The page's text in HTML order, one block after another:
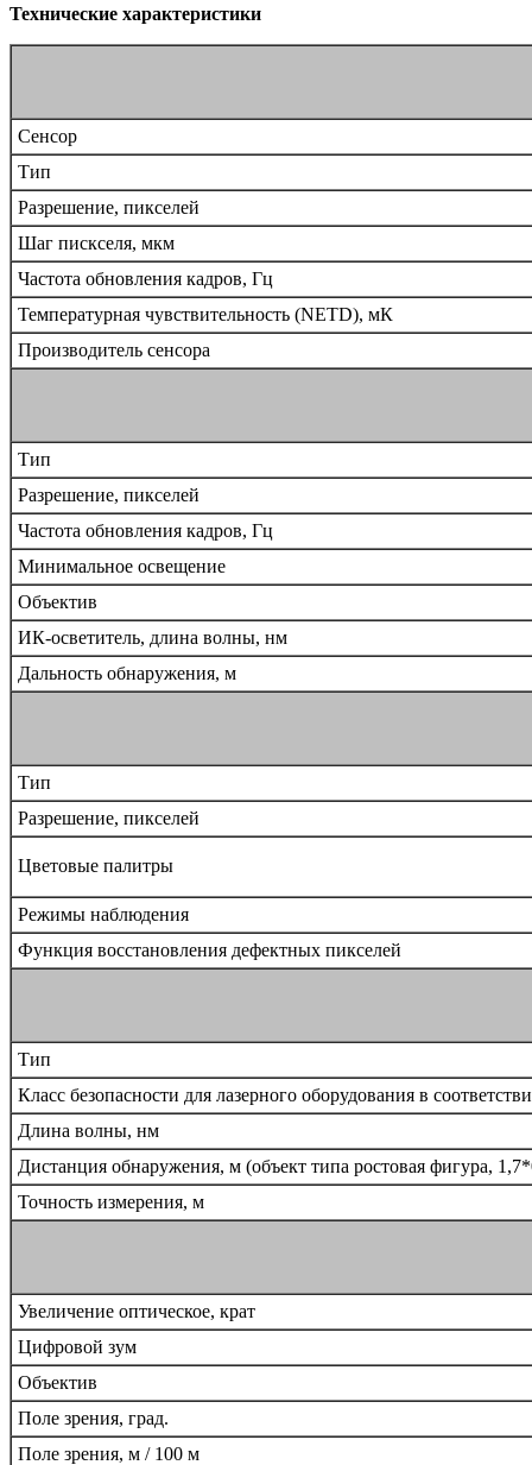
Технические характеристики
Сенсор
Тип
Разрешение, пикселей
Шаг пискселя, мкм
Частота обновления кадров, Гц
Температурная чувствительность (NETD), мК
Производитель сенсора
Тип
Разрешение, пикселей
Частота обновления кадров, Гц
Минимальное освещение
Объектив
ИК-осветитель, длина волны, нм
Дальность обнаружения, м
Тип
Разрешение, пикселей
Цветовые палитры
Режимы наблюдения
Функция восстановления дефектных пикселей
Тип
Класс безопасности для лазерного оборудования в
Длина волны, нм
Дистанция обнаружения, м (объект типа ростовая фигура,
Точность измерения, м
Увеличение оптическое, крат
Цифровой зум
Объектив
Поле зрения, град.
Поле зрения, м / 100 м